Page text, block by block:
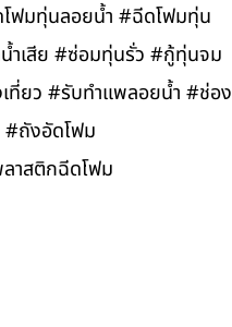
ฟมทุ่นลอยน้ำ #ฉีดโฟมทุ่น
ำเสีย #ซ่อมทุ่นรั่ว #กู้ทุ่นจม
ที่ยว #รับทำแพลอยน้ำ #ช่อง
ถังอัดโฟม
าสติกฉีดโฟม